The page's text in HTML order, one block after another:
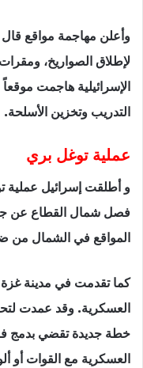
وأعلن مهاجمة مواقع قال
لإطلاق الصواريخ،
الإسرائيلية هاجمت
التدريب وتخزين الأسلحة.
عملية توغل بري
و أطلقت إسرائيل
فصل شمال القطاع عن
المواقع في الشمال من
كما تقدمت في مدينة
العسكرية. وقد عمدت
خطة جديدة تقضي بدمج
العسكرية مع القوات أو